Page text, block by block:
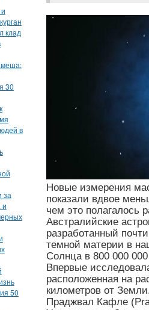
Новые измерения
показали вдвое
чем это полагалось
Австралийские
разработанный
темной материи в
Солнца в 800 000
Впервые
расположенная на
километров от
Праджвал Кафле
клад
30
в
за
и
50